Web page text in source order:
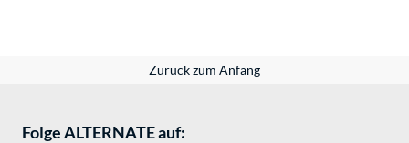
Zurück zum Anfang
Folge ALTERNATE auf: